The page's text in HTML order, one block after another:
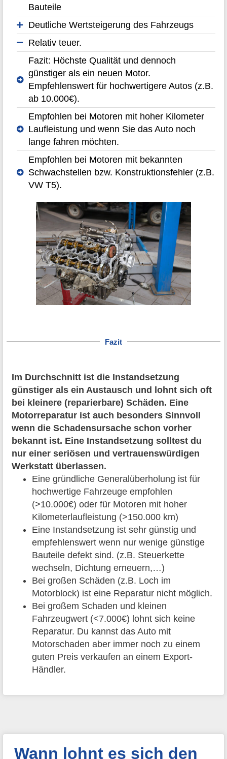
Bauteile
Deutliche Wertsteigerung des Fahrzeugs
Relativ teuer.
Fazit: Höchste Qualität und dennoch
günstiger als ein neuen Motor.
Empfehlenswert für hochwertigere Autos (z.B.
ab 10.000€).
Empfohlen bei Motoren mit hoher Kilometer
Laufleistung und wenn Sie das Auto noch
lange fahren möchten.
Empfohlen bei Motoren mit bekannten
Schwachstellen bzw. Konstruktionsfehler (z.B.
VW T5).
Fazit
Im Durchschnitt ist die Instandsetzung
günstiger als ein Austausch und lohnt sich oft
bei kleinere (reparierbare) Schäden. Eine
Motorreparatur ist auch besonders Sinnvoll
wenn die Schadensursache schon vorher
bekannt ist. Eine Instandsetzung solltest du
nur einer seriösen und vertrauenswürdigen
Werkstatt überlassen.
Eine gründliche Generalüberholung ist für
hochwertige Fahrzeuge empfohlen
(>10.000€) oder für Motoren mit hoher
Kilometerlaufleistung (>150.000 km)
Eine Instandsetzung ist sehr günstig und
empfehlenswert wenn nur wenige günstige
Bauteile defekt sind. (z.B. Steuerkette
wechseln, Dichtung erneuern,…)
Bei großen Schäden (z.B. Loch im
Motorblock) ist eine Reparatur nicht möglich.
Bei großem Schaden und kleinen
Fahrzeugwert (<7.000€) lohnt sich keine
Reparatur. Du kannst das Auto mit
Motorschaden aber immer noch zu einem
guten Preis verkaufen an einem Export-
Händler.
Wann lohnt es sich den